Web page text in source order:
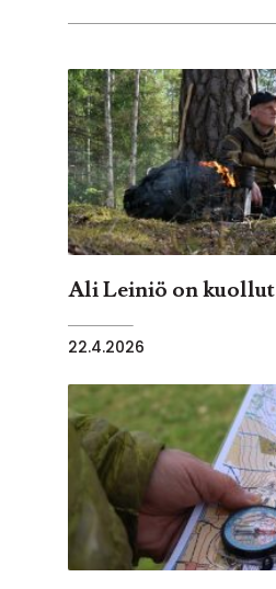
Ali Leiniö on kuollut
22.4.2026